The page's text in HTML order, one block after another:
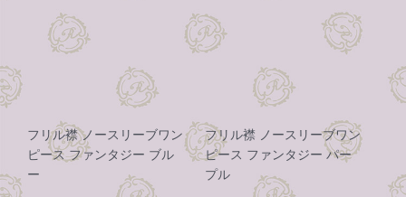
フリル襟 ノースリーブワン
ピース ファンタジー ブル
ー
フリル襟 ノースリーブワン
ピース ファンタジー パー
プル